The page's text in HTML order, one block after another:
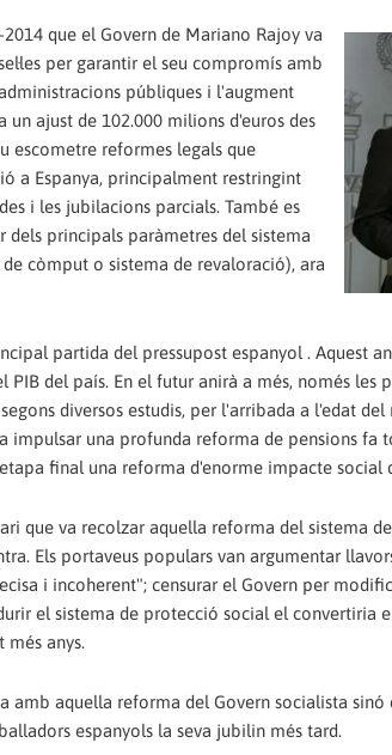
que el Govern de Mariano Rajoy va
per garantir el seu compromís amb
públiques i l'augment
un ajust de 102.000 milions d'euros des
escometre reformes legals que
a Espanya, principalment restringint
i les jubilacions parcials. També es
dels principals paràmetres del sistema
còmput o sistema de revaloració), ara
partida del pressupost espanyol . Aquest
PIB del país. En el futur anirà a més, només
diversos estudis, per l'arribada a l'edat
impulsar una profunda reforma de pensions fa
final una reforma d'enorme impacte social
que va recolzar aquella reforma del sistema
Els portaveus populars van argumentar
i incoherent"; censurar el Govern per
el sistema de protecció social el convertiria
anys.
amb aquella reforma del Govern socialista
espanyols la seva jubilin més tard.